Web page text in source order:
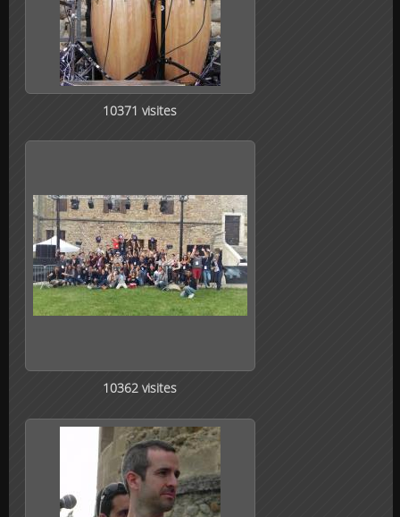
10371 visites
10362 visites